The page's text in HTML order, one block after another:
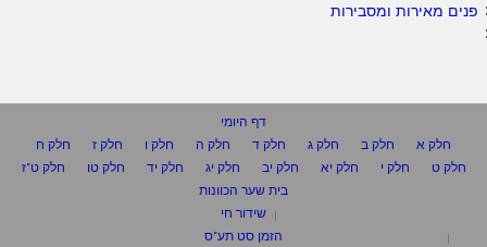
פנים מאירות ומסבירות
דף היומי
חלק א
חלק ב חלק ג חלק ד חלק ה חלק ו חלק ז
חלק ח
חלק ט
חלק י חלק יא חלק יב חלק יג חלק יד חלק טו
חלק ט"ז
בית שער הכוונות
שידור חי
הזמן סט תע"ס